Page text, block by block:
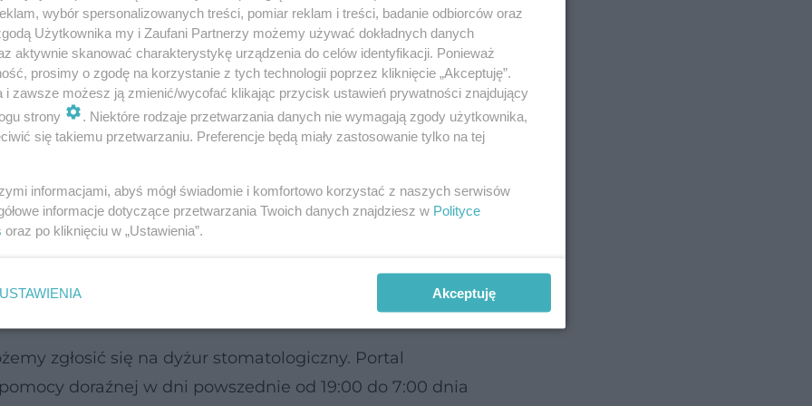
a nie pojawiły się symptomy wskazujące na
zdrowia,
leki dostępne bez recepty nie przyniosły spodziewanej
może znacząco niekorzystnie wpłynąć na rozwój
gorączką ,
u dzieci i osób w podeszłym wieku.
zgłosić się na dyżur stomatologiczny. Portal
doraźnej w dni powszednie od 19:00 do 7:00 dnia
wybór spersonalizowanych treści, pomiar reklam i treści, badanie odbiorców oraz
Użytkownika my i Zaufani Partnerzy możemy używać dokładnych danych
aktywnie skanować charakterystykę urządzenia do celów identyfikacji. Ponieważ
prosimy o zgodę na korzystanie z tych technologii poprzez kliknięcie „Akceptuję”.
i zawsze możesz ją zmienić/wycofać klikając przycisk ustawień prywatności znajdujący
strony
. Niektóre rodzaje przetwarzania danych nie wymagają zgody użytkownika,
się takiemu przetwarzaniu. Preferencje będą miały zastosowanie tylko na tej
informacjami, abyś mógł świadomie i komfortowo korzystać z naszych serwisów
informacje dotyczące przetwarzania Twoich danych znajdziesz w Polityce
oraz po kliknięciu w „Ustawienia”.
USTAWIENIA Akceptuję